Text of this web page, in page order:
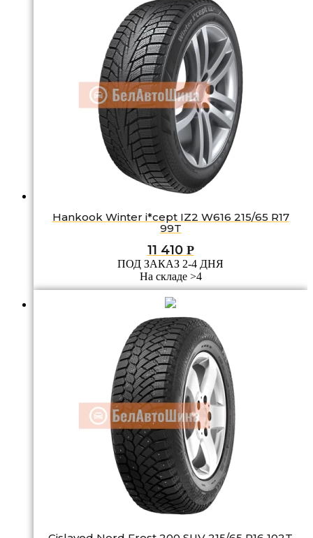
Hankook Winter i*cept IZ2 W616 215/65 R17
99T
11 410 Р
ПОД ЗАКАЗ 2-4 ДНЯ
На складе >4